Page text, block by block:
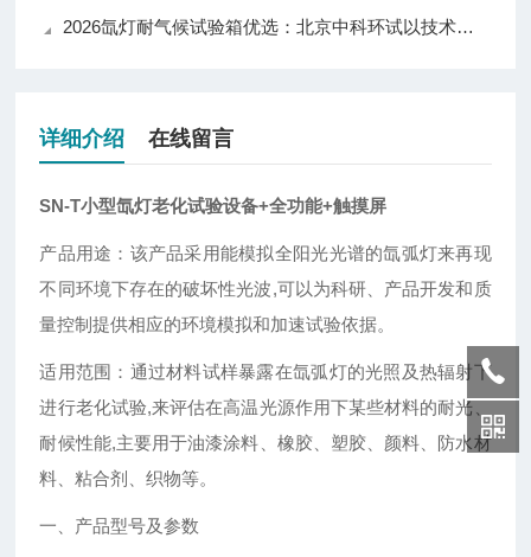
2026氙灯耐气候试验箱优选：北京中科环试以技术实力推动行业应用升级
详细介绍 在线留言
SN-T小型氙灯老化试验设备+全功能+触摸屏
产品用途：该产品采用能模拟全阳光光谱的氙弧灯来再现
不同环境下存在的破坏性光波,可以为科研、产品开发和质
量控制提供相应的环境模拟和加速试验依据。
适用范围：通过材料试样暴露在氙弧灯的光照及热辐射下
进行老化试验,来评估在高温光源作用下某些材料的耐光、
耐候性能,主要用于油漆涂料、橡胶、塑胶、颜料、防水材
料、粘合剂、织物等。
一、产品型号及参数